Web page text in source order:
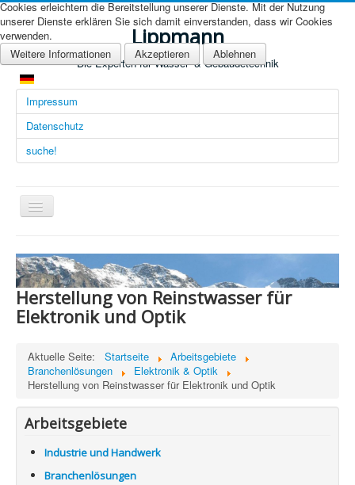
Lippmann
Die Experten für Wasser- & Gebäudetechnik
Impressum
Datenschutz
suche!
Navigation
an/aus
Startseite (Übersicht)
Arbeitsgebiete
Information
Produkte & Services
Herstellung von Reinstwasser für
Elektronik und Optik
Aktuelle Seite: Startseite
Arbeitsgebiete
Branchenlösungen
Elektronik & Optik
Herstellung von Reinstwasser für Elektronik und Optik
Arbeitsgebiete
Industrie und Handwerk
Branchenlösungen
Cookies erleichtern die Bereitstellung unserer Dienste. Mit der Nutzung
unserer Dienste erklären Sie sich damit einverstanden, dass wir Cookies
verwenden.
Weitere Informationen
Akzeptieren Ablehnen